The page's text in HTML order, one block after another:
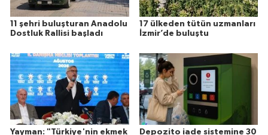
11 şehri buluşturan Anadolu
Dostluk Rallisi başladı
17 ülkeden tütün uzmanları
İzmir’de buluştu
Yayman: "Türkiye'nin ekmek Depozito iade sistemine 30